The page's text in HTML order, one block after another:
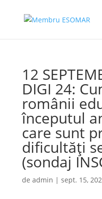
12
DIGI 24:
românii
începutul
care sunt
dificultăți
(sondaj
de admin | sept. 15,